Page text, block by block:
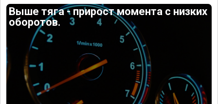
Выше тяга - прирост момента с низких
оборотов.